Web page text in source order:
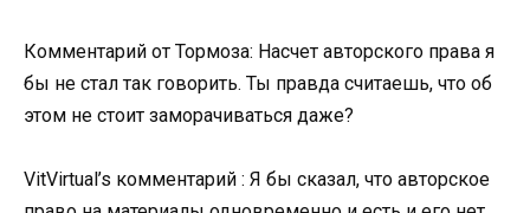
Комментарий от Тормоза: Насчет авторского права я
бы не стал так говорить. Ты правда считаешь, что об
этом не стоит заморачиваться даже?
VitVirtual’s комментарий : Я бы сказал, что авторское